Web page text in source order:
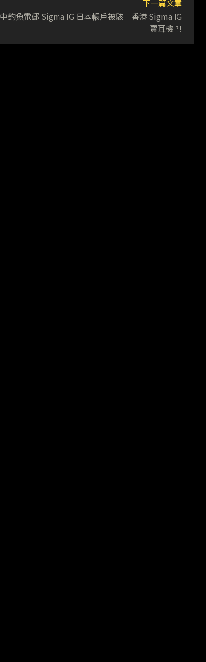
下一篇文章
中釣魚電郵 Sigma IG 日本帳戶被駭 香港 Sigma IG
賣耳機 ?!